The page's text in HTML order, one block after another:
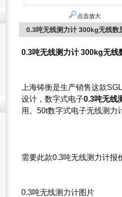
点击放大
0.3吨无线测力计 300kg无线数
0.3吨无线测力计 300kg无线
上海铸衡是生产销售这款
设计， 数字式电子0.3吨无线
用。 50t数字式电子无线测力
需要此款0.3吨无线测力计报
0.3吨无线测力计图片